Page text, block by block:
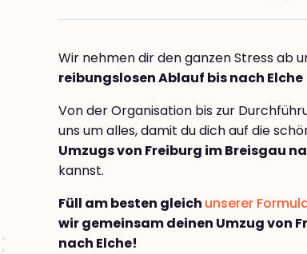
Wir nehmen dir den ganzen Stress ab
reibungslosen Ablauf bis nach Elche
Von der Organisation bis zur
uns um alles, damit du dich auf die
Umzugs von Freiburg im Breisgau
kannst.
Füll am besten gleich unserer
wir gemeinsam deinen Umzug von
nach Elche!